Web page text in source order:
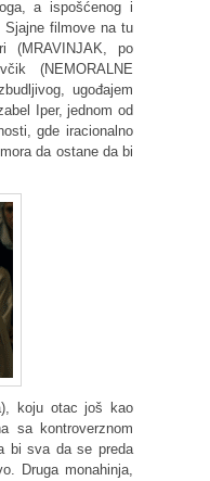
a ispošćenog i
Sjajne filmove na tu
(MRAVINJAK, po
(NEMORALNE
ugođajem
Iper, jednom od
gde iracionalno
da ostane da bi
koju otac još kao
sa kontroverznom
bi sva da se preda
Druga monahinja,